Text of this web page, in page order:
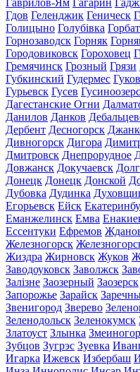
Гаврилов-Ям Гагарин
Гдов Геленджик Геническ
Голицыно Голубівка
Горнозаводск Горняк
Городовиковск Гороховец
Гремячинск Грозный Грязи
Губкинский Гудермес
Гурьевск Гусев
Дагестанские Огни
Данилов Данков
Дербент Десногорск
Дивногорск Дигора
Дмитровск Днепрорудное
Довжанск Докучаевск
Донецк Донецк Донской
Дубовка Дудинка
Егорьевск Ейск
Еманжелинск Емва
Ессентуки Ефремов
Железногорск
Жиздра Жирновск Жуков
Заводоуковск Заволжск
Залізне Заозерный Заозерск
Запорожье Зарайск
Звенигород Зверево
Зеленодольск Зеленокумск
Златоуст Злынка
Зубцов Зугрэс Зуевка
Игарка Ижевск Избербаш